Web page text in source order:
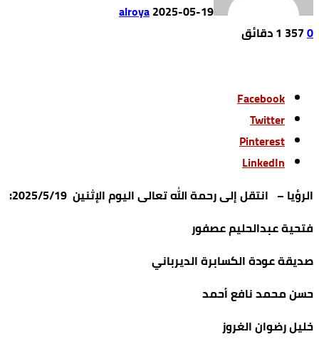
alroya2025-05-19
0
357 1 ‫دقائق‬
Facebook
Twitter
Pinterest
LinkedIn
الرؤيا – انتقل إلى رحمة الله تعالى اليوم الإثنين 2025/5/19:
فتحية عبدالحليم عصفور
صديقة عودة الكسابرة الديرباني
حسن محمد نافع أحمد
خليل رضوان الغروز